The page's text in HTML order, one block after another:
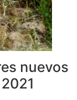
nuevos